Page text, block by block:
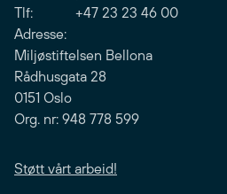
Tlf: +47 23 23 46 00
Adresse:
Miljøstiftelsen Bellona
Rådhusgata 28
0151 Oslo
Org. nr: 948 778 599
Støtt vårt arbeid!